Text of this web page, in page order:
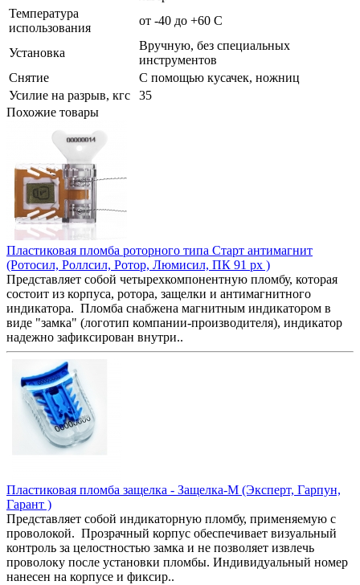
Температура
использования
от -40 до +60 С
Установка
Вручную, без специальных
инструментов
Снятие
С помощью кусачек, ножниц
Усилие на разрыв, кгс
35
Похожие товары
Пластиковая пломба роторного типа Старт антимагнит
(Ротосил, Роллсил, Ротор, Люмисил, ПК 91 рх )
Представляет собой четырехкомпонентную пломбу, которая
состоит из корпуса, ротора, защелки и антимагнитного
индикатора. Пломба снабжена магнитным индикатором в
виде "замка" (логотип компании-производителя), индикатор
надежно зафиксирован внутри..
Пластиковая пломба защелка - Защелка-М (Эксперт, Гарпун,
Гарант )
Представляет собой индикаторную пломбу, применяемую с
проволокой. Прозрачный корпус обеспечивает визуальный
контроль за целостностью замка и не позволяет извлечь
проволоку после установки пломбы. Индивидуальный номер
нанесен на корпусе и фиксир..